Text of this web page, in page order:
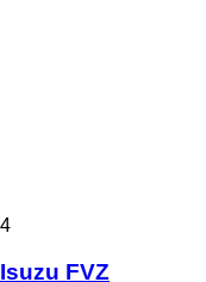
4
Isuzu FVZ